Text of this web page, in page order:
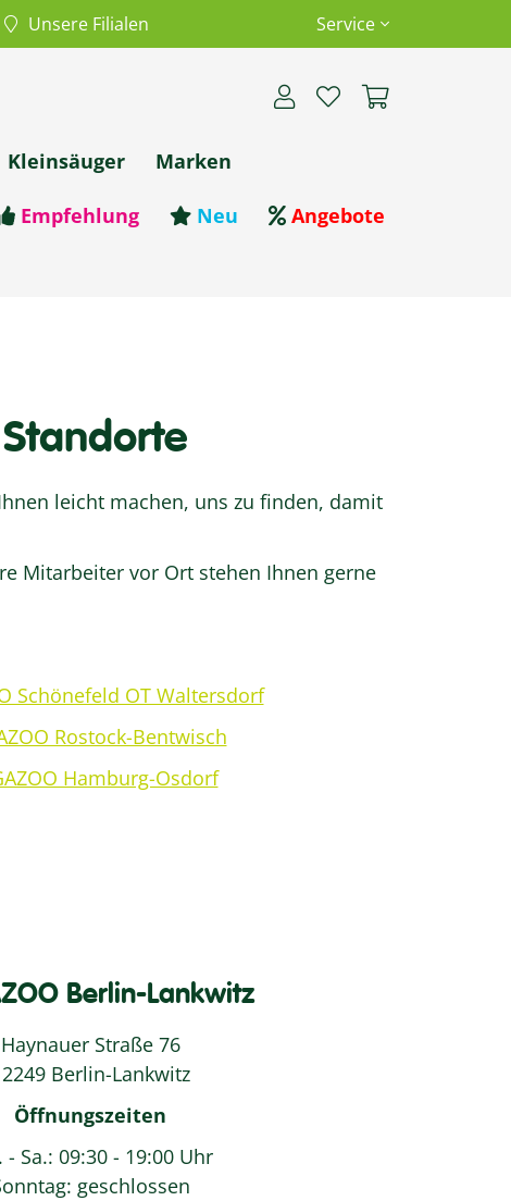
Unsere Filialen Service
Kleinsäuger Marken
Empfehlung Neu Angebote
leicht machen, uns zu finden, damit
Mitarbeiter vor Ort stehen Ihnen gerne
Schönefeld OT Waltersdorf
Rostock-Bentwisch
Hamburg-Osdorf
Berlin-Lankwitz
Haynauer Straße 76
Berlin-Lankwitz
Öffnungszeiten
- Sa.: 09:30 - 19:00 Uhr
geschlossen